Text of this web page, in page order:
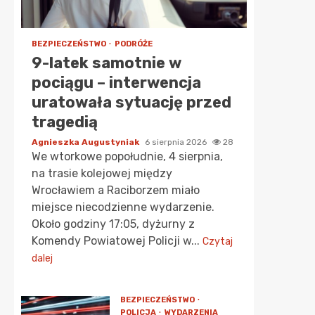
BEZPIECZEŃSTWO PODRÓŻE
9-latek samotnie w
pociągu – interwencja
uratowała sytuację przed
tragedią
Agnieszka Augustyniak 6 sierpnia 2026 28
We wtorkowe popołudnie, 4 sierpnia,
na trasie kolejowej między
Wrocławiem a Raciborzem miało
miejsce niecodzienne wydarzenie.
Około godziny 17:05, dyżurny z
Komendy Powiatowej Policji w... Czytaj
dalej
BEZPIECZEŃSTWO
POLICJA
WYDARZENIA